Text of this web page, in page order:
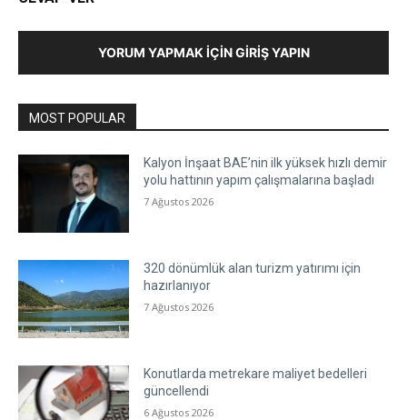
YORUM YAPMAK İÇIN GIRIŞ YAPIN
MOST POPULAR
Kalyon İnşaat BAE’nin ilk yüksek hızlı demir
yolu hattının yapım çalışmalarına başladı
7 Ağustos 2026
320 dönümlük alan turizm yatırımı için
hazırlanıyor
7 Ağustos 2026
Konutlarda metrekare maliyet bedelleri
güncellendi
6 Ağustos 2026